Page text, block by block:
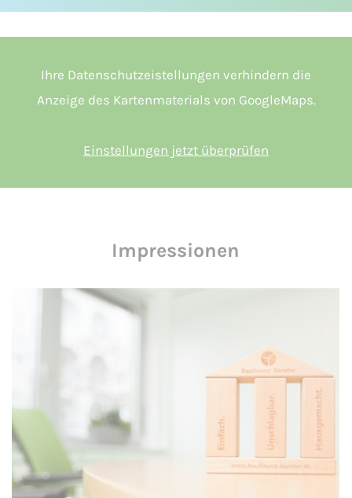
Ihre Datenschutzeistellungen verhindern die
Anzeige des Kartenmaterials von GoogleMaps.
Einstellungen jetzt überprüfen
Impressionen